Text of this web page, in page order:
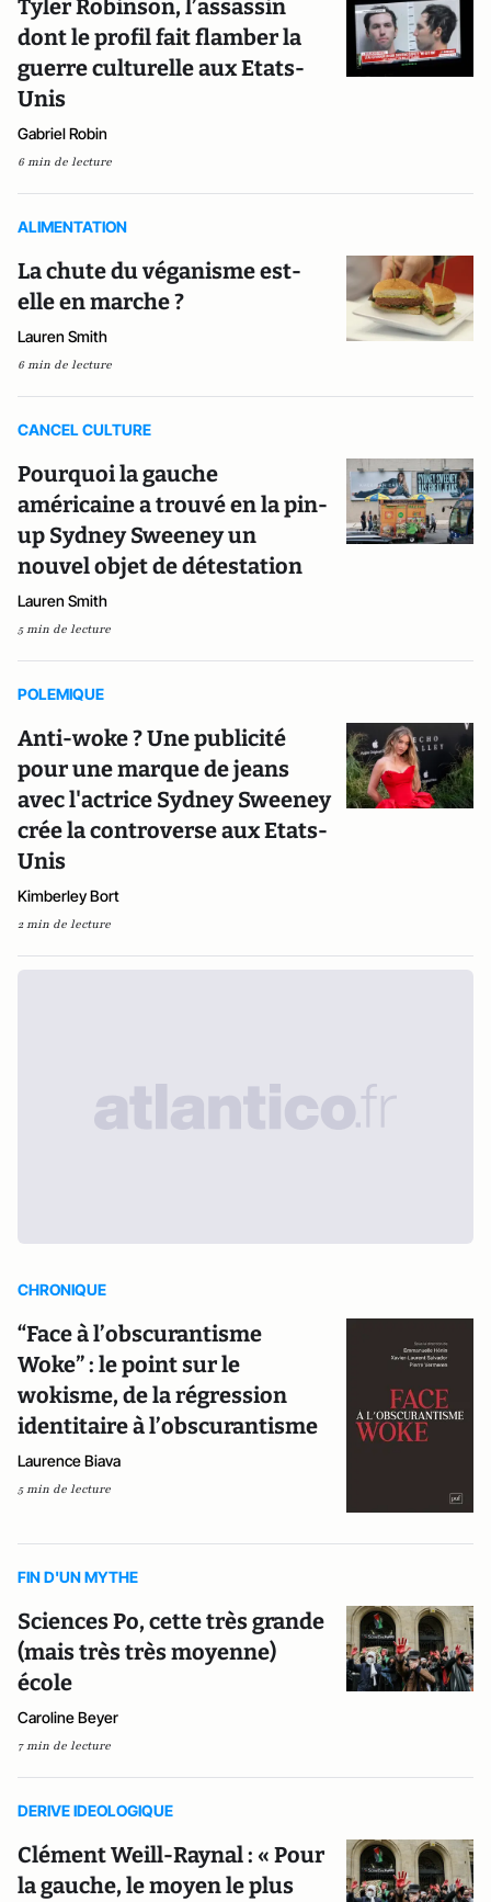
Tyler Robinson, l’assassin
dont le profil fait flamber la
guerre culturelle aux Etats-
Unis
Gabriel Robin
6 min de lecture
ALIMENTATION
La chute du véganisme est-
elle en marche ?
Lauren Smith
6 min de lecture
CANCEL CULTURE
Pourquoi la gauche
américaine a trouvé en la pin-
up Sydney Sweeney un
nouvel objet de détestation
Lauren Smith
5 min de lecture
POLEMIQUE
Anti-woke ? Une publicité
pour une marque de jeans
avec l'actrice Sydney Sweeney
crée la controverse aux Etats-
Unis
Kimberley Bort
2 min de lecture
CHRONIQUE
“Face à l’obscurantisme
Woke” : le point sur le
wokisme, de la régression
identitaire à l’obscurantisme
Laurence Biava
5 min de lecture
FIN D'UN MYTHE
Sciences Po, cette très grande
(mais très très moyenne)
école
Caroline Beyer
7 min de lecture
DERIVE IDEOLOGIQUE
Clément Weill-Raynal : « Pour
la gauche, le moyen le plus